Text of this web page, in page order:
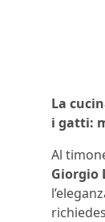
La
i gatti:
Al
Giorgio